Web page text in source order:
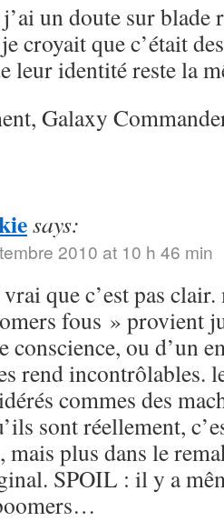
un doute sur blade
croyait que c’était
leur identité reste la
Galaxy
says:
2010 at 10 h 46 min
vrai que c’est pas
fous » provient
conscience, ou d’un
rend incontrôlables.
commes des
sont réellement,
mais plus dans le
SPOIL : il y a